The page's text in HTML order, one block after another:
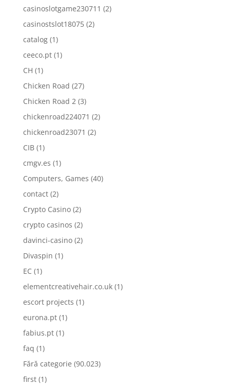
casinoslotgame230711 (2)
casinostslot18075(2)
catalog(1)
ceeco.pt(1)
CH (1)
Chicken Road (27)
Chicken Road 2(3)
chickenroad224071 (2)
chickenroad23071 (2)
CIB(1)
cmgv.es (1)
Computers, Games (40)
contact(2)
Crypto Casino(2)
crypto casinos (2)
davinci-casino(2)
Divaspin (1)
EC (1)
elementcreativehair.co.uk(1)
escort projects (1)
eurona.pt(1)
fabius.pt(1)
faq (1)
Fără categorie (90.023)
first(1)